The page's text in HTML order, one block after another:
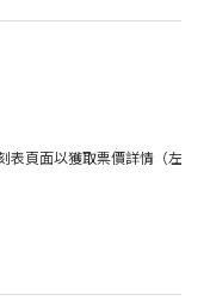
表頁面以獲取票價詳情（左側